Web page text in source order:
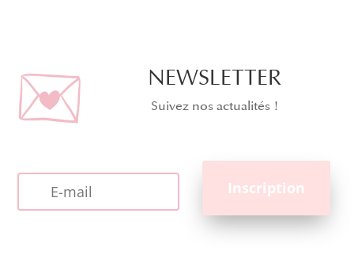
NEWSLETTER
Suivez nos actualités !